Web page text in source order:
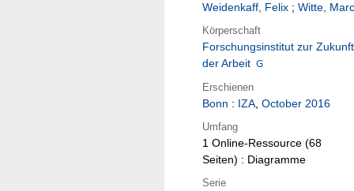
Weidenkaff, Felix ; Witte, Marc
Körperschaft
Forschungsinstitut zur Zukunft
der Arbeit
Erschienen
Bonn : IZA, October 2016
Umfang
1 Online-Ressource (68
Seiten) : Diagramme
Serie